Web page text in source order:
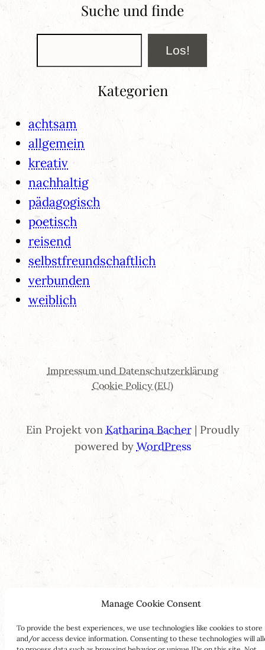
Manage Cookie Consent
To provide the best experiences, we use technologies like cookies to store
and/or access device information. Consenting to these technologies will
Suche und finde
Suchen Los!
Kategorien
achtsam
allgemein
kreativ
nachhaltig
pädagogisch
poetisch
reisend
selbstfreundschaftlich
verbunden
weiblich
Impressum und Datenschutzerklärung
Cookie Policy (EU)
Ein Projekt von Katharina Bacher| Proudly
powered by WordPress